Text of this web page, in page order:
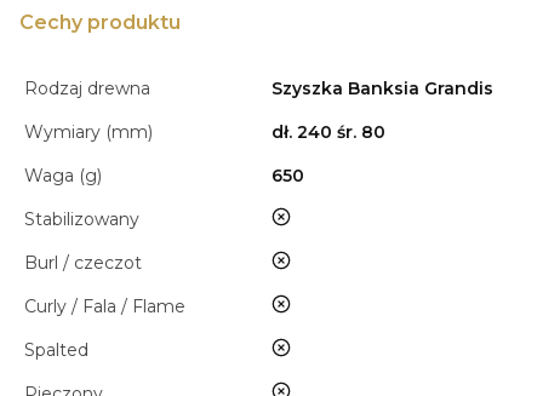
Cechy produktu
Rodzaj drewna
Szyszka Banksia Grandis
Wymiary (mm)
dł. 240 śr. 80
Waga (g)
650
Stabilizowany
nie
Burl / czeczot nie
Curly / Fala / Flame nie
Spalted nie